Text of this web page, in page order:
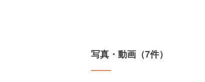
写真・動画（7件）